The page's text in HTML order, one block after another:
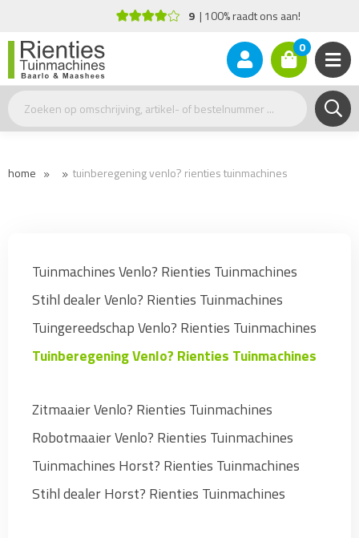
9 100% raadt ons aan!
0
home tuinberegening venlo? rienties tuinmachines
Tuinmachines Venlo? Rienties Tuinmachines
Stihl dealer Venlo? Rienties Tuinmachines
Tuingereedschap Venlo? Rienties Tuinmachines
Tuinberegening Venlo? Rienties Tuinmachines
Zitmaaier Venlo? Rienties Tuinmachines
Robotmaaier Venlo? Rienties Tuinmachines
Tuinmachines Horst? Rienties Tuinmachines
Stihl dealer Horst? Rienties Tuinmachines